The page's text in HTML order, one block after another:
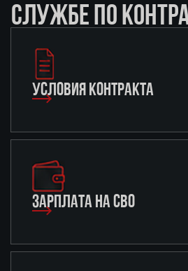
СЛУЖБЕ ПО
УСЛОВИЯ КОНТРАКТА
ЗАРПЛАТА НА СВО